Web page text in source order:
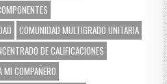
COMUNIDAD MULTIGRADO UNITARIA
DE CALIFICACIONES
MI COMPAÑERO